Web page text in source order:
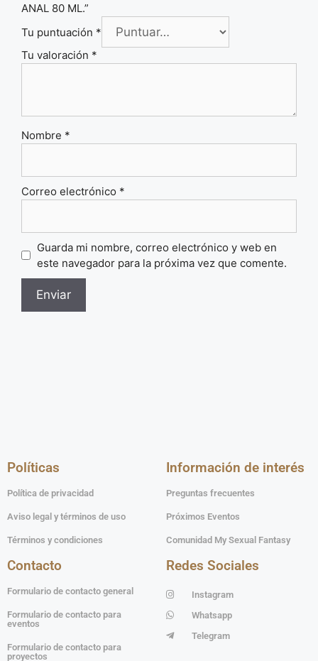
ANAL 80 ML.”
Tu puntuación *
Tu valoración *
Nombre *
Correo electrónico *
Guarda mi nombre, correo electrónico y web en
este navegador para la próxima vez que comente.
Políticas
Política de privacidad
Aviso legal y términos de uso
Términos y condiciones
Información de interés
Preguntas frecuentes
Próximos Eventos
Comunidad My Sexual Fantasy
Contacto
Formulario de contacto general
Formulario de contacto para
eventos
Formulario de contacto para
proyectos
Redes Sociales
Instagram
Whatsapp
Telegram